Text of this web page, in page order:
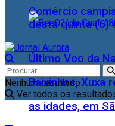
Último Voo da
Baixinhos, Xuxa
as idades, em
Comércio
desta quinta (6)
Nenhum resultado
Ver todos os